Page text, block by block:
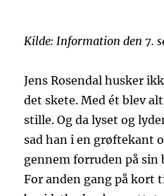
Kilde: Information den 7.
Jens Rosendal husker
det skete. Med ét blev
stille. Og da lyset og
sad han i en grøftekant
gennem forruden på sin
For anden gang på kort